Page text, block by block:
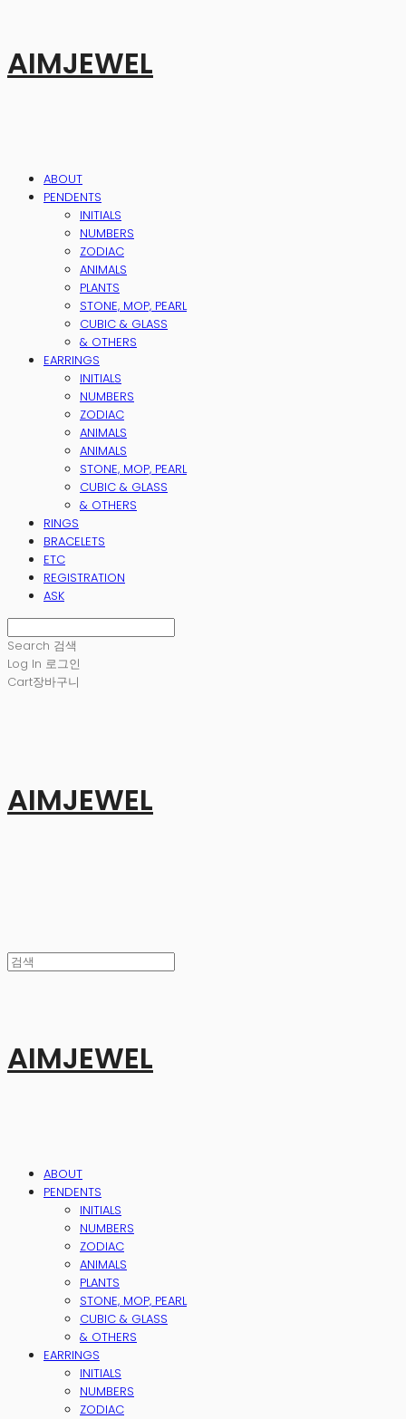
AIMJEWEL
ABOUT
PENDENTS
INITIALS
NUMBERS
ZODIAC
ANIMALS
PLANTS
STONE, MOP, PEARL
CUBIC & GLASS
& OTHERS
EARRINGS
INITIALS
NUMBERS
ZODIAC
ANIMALS
ANIMALS
STONE, MOP, PEARL
CUBIC & GLASS
& OTHERS
RINGS
BRACELETS
ETC
REGISTRATION
ASK
Search 검색
Log In 로그인
Cart장바구니
AIMJEWEL
AIMJEWEL
ABOUT
PENDENTS
INITIALS
NUMBERS
ZODIAC
ANIMALS
PLANTS
STONE, MOP, PEARL
CUBIC & GLASS
& OTHERS
EARRINGS
INITIALS
NUMBERS
ZODIAC